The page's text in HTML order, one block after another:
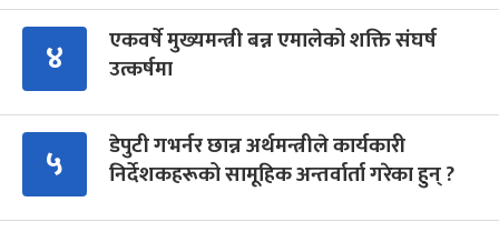
४
एकवर्षे मुख्यमन्त्री बन्न एमालेको शक्ति संघर्ष
उत्कर्षमा
५
डेपुटी गभर्नर छान्न अर्थमन्त्रीले कार्यकारी
निर्देशकहरूको सामूहिक अन्तर्वार्ता गरेका हुन् ?